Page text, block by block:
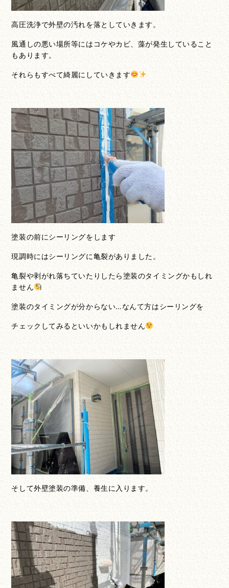
高圧洗浄で外壁の汚れを落としていきます。
風通しの悪い場所等にはコケやカビ、藻が発生していること
もあります。
それらもすべて綺麗にしていきます
塗装の前にシーリングをします
現調時にはシーリングに亀裂がありました。
亀裂や剥がれ落ちていたりしたら塗装のタイミングかもしれ
ません
塗装のタイミングが分からない…なんて方はシーリングを
チェックしてみるといいかもしれません
そして外壁塗装の準備、養生に入ります。